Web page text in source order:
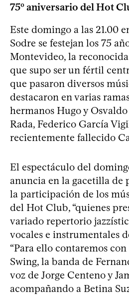
75º aniversario del Hot
Este domingo a las 21.00
Sodre se festejan los 75
Montevideo, la
que supo ser un fértil
que pasaron diversos
destacaron en varias
hermanos Hugo y
Rada, Federico García
recientemente fallecido
El espectáculo del
anuncia en la gacetilla de
la participación de los
del Hot Club, “quienes
variado repertorio
vocales e instrumentales
“Para ello contaremos
Swing, la banda de
voz de Jorge Centeno y
acompañando a Betina